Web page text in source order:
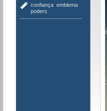
confiança, emblema,
poders